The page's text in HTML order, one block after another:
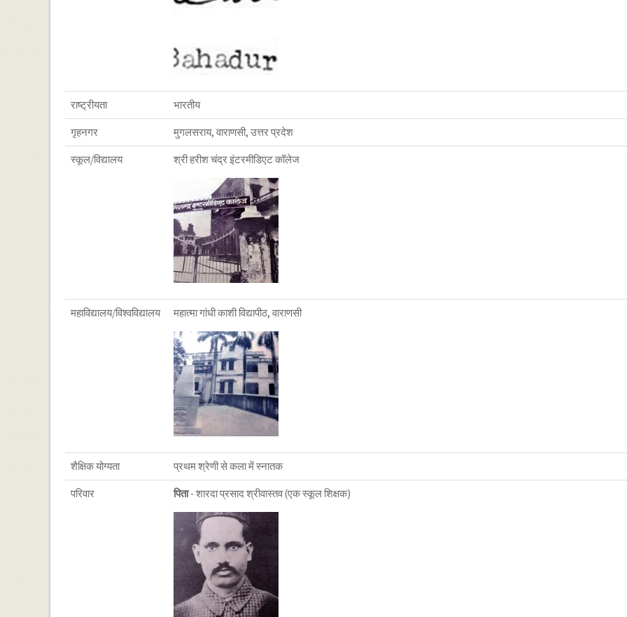
राष्ट्रीयता भारतीय
गृहनगर मुगलसराय, वाराणसी, उत्तर प्रदेश
स्कूल/विद्यालय श्री हरीश चंद्र इंटरमीडिएट कॉलेज
महाविद्यालय/विश्वविद्यालय महात्मा गांधी काशी विद्यापीठ, वाराणसी
शैक्षिक योग्यता प्रथम श्रेणी से कला में स्नातक
परिवार पिता- शारदा प्रसाद श्रीवास्तव (एक स्कूल शिक्षक)